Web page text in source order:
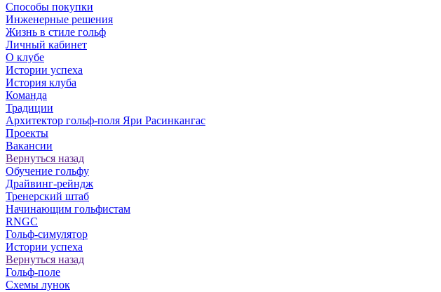
Способы покупки
Инженерные решения
Жизнь в стиле гольф
Личный кабинет
О клубе
Истории успеха
История клуба
Команда
Традиции
Архитектор гольф-поля Яри Расинкангас
Проекты
Вакансии
Вернуться назад
Обучение гольфу
Драйвинг-рейндж
Тренерский штаб
Начинающим гольфистам
RNGC
Гольф-симулятор
Истории успеха
Вернуться назад
Гольф-поле
Схемы лунок